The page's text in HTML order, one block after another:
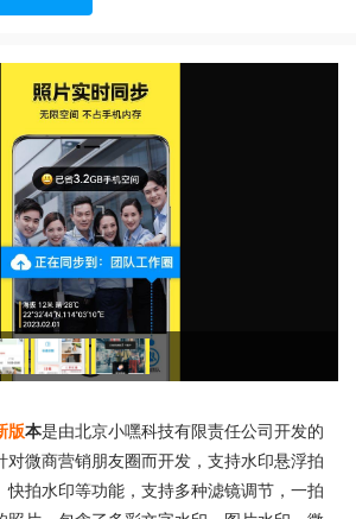
版本是由北京小嘿科技有限责任公司开发的
对微商营销朋友圈而开发，支持水印悬浮拍
快拍水印等功能，支持多种滤镜调节，一拍